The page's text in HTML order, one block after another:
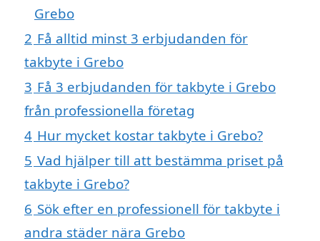
Grebo
2 Få alltid minst 3 erbjudanden för
takbyte i Grebo
3 Få 3 erbjudanden för takbyte i Grebo
från professionella företag
4 Hur mycket kostar takbyte i Grebo?
5 Vad hjälper till att bestämma priset på
takbyte i Grebo?
6 Sök efter en professionell för takbyte i
andra städer nära Grebo